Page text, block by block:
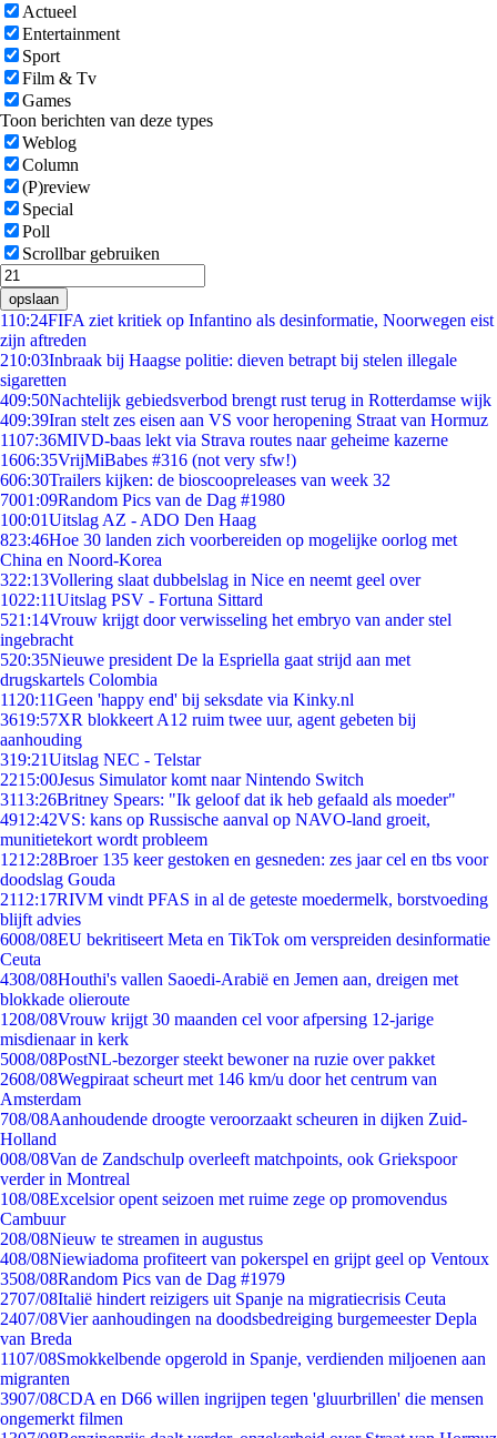
Actueel
Entertainment
Sport
Film & Tv
Games
Toon berichten van deze types
Weblog
Column
(P)review
Special
Poll
Scrollbar gebruiken
opslaan
110:24FIFA ziet kritiek op Infantino als desinformatie, Noorwegen eist
zijn aftreden
210:03Inbraak bij Haagse politie: dieven betrapt bij stelen illegale
sigaretten
409:50Nachtelijk gebiedsverbod brengt rust terug in Rotterdamse wijk
409:39Iran stelt zes eisen aan VS voor heropening Straat van Hormuz
1107:36MIVD-baas lekt via Strava routes naar geheime kazerne
1606:35VrijMiBabes #316 (not very sfw!)
606:30Trailers kijken: de bioscoopreleases van week 32
7001:09Random Pics van de Dag #1980
100:01Uitslag AZ - ADO Den Haag
823:46Hoe 30 landen zich voorbereiden op mogelijke oorlog met
China en Noord-Korea
322:13Vollering slaat dubbelslag in Nice en neemt geel over
1022:11Uitslag PSV - Fortuna Sittard
521:14Vrouw krijgt door verwisseling het embryo van ander stel
ingebracht
520:35Nieuwe president De la Espriella gaat strijd aan met
drugskartels Colombia
11 20:11Geen 'happy end' bij seksdate via Kinky.nl
3619:57XR blokkeert A12 ruim twee uur, agent gebeten bij
aanhouding
319:21Uitslag NEC - Telstar
2215:00Jesus Simulator komt naar Nintendo Switch
3113:26Britney Spears: "Ik geloof dat ik heb gefaald als moeder"
4912:42VS: kans op Russische aanval op NAVO-land groeit,
munitietekort wordt probleem
1212:28Broer 135 keer gestoken en gesneden: zes jaar cel en tbs voor
doodslag Gouda
2112:17RIVM vindt PFAS in al de geteste moedermelk, borstvoeding
blijft advies
6008/08EU bekritiseert Meta en TikTok om verspreiden desinformatie
Ceuta
4308/08Houthi's vallen Saoedi-Arabië en Jemen aan, dreigen met
blokkade olieroute
1208/08Vrouw krijgt 30 maanden cel voor afpersing 12-jarige
misdienaar in kerk
5008/08PostNL-bezorger steekt bewoner na ruzie over pakket
2608/08Wegpiraat scheurt met 146 km/u door het centrum van
Amsterdam
708/08Aanhoudende droogte veroorzaakt scheuren in dijken Zuid-
Holland
008/08Van de Zandschulp overleeft matchpoints, ook Griekspoor
verder in Montreal
108/08Excelsior opent seizoen met ruime zege op promovendus
Cambuur
208/08Nieuw te streamen in augustus
408/08Niewiadoma profiteert van pokerspel en grijpt geel op Ventoux
3508/08Random Pics van de Dag #1979
2707/08Italië hindert reizigers uit Spanje na migratiecrisis Ceuta
2407/08Vier aanhoudingen na doodsbedreiging burgemeester Depla
van Breda
1107/08Smokkelbende opgerold in Spanje, verdienden miljoenen aan
migranten
3907/08CDA en D66 willen ingrijpen tegen 'gluurbrillen' die mensen
ongemerkt filmen